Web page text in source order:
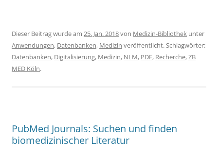
Dieser Beitrag wurde am 25. Jan. 2018von Medizin-Bibliothek unter
Anwendungen, Datenbanken, Medizin veröffentlicht. Schlagwörter:
Datenbanken, Digitalisierung, Medizin, NLM, PDF, Recherche,ZB
MED Köln.
PubMed Journals: Suchen und finden
biomedizinischer Literatur